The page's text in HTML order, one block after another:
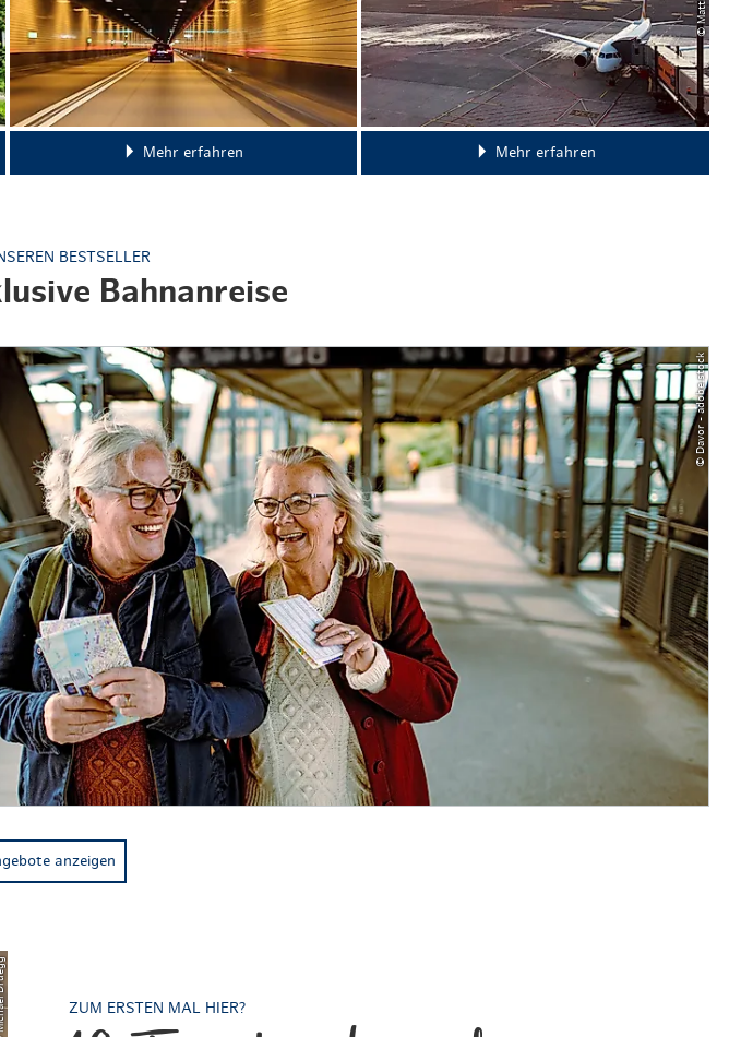
mit Bibi & Tina
Mehr erfahren Mehr erfahren
BESTSELLER
Bahnanreise
© Davor - adobe.stock
anzeigen
ZUM ERSTEN MAL HIER?